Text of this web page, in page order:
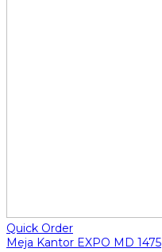
Quick Order
Meja Kantor EXPO MD 1475